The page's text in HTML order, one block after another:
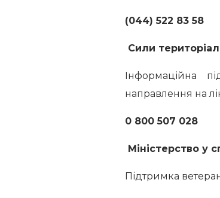
(044) 522 83 58
Сили
Інформаційна
направлення на
0 800 507 028
Міністерство у
Підтримка